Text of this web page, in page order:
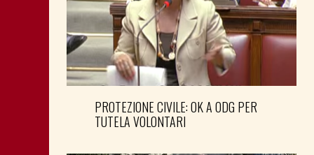
PROTEZIONE CIVILE: OK A ODG PER
TUTELA VOLONTARI